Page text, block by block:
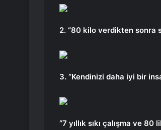
2. “80 kilo verdikten sonra
3. “Kendinizi daha iyi bir
“7 yıllık sıkı çalışma ve